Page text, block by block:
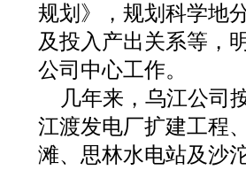
规划》，规划科学地
及投入产出关系等，
公司中心工作。
几年来，乌江公司
江渡发电厂扩建工程
滩、思林水电站及沙